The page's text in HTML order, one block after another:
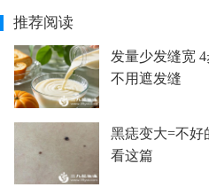
推荐阅读
发量少发缝宽
不用遮发缝
黑痣变大=不好
看这篇